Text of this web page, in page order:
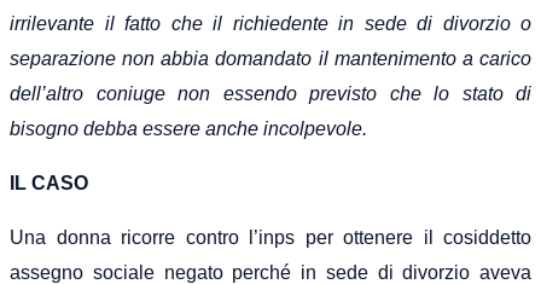
irrilevante il fatto che il richiedente in sede di divorzio o
separazione non abbia domandato il mantenimento a carico
dell’altro coniuge non essendo previsto che lo stato di
bisogno debba essere anche incolpevole.
IL CASO
Una donna ricorre contro l’inps per ottenere il cosiddetto
assegno sociale negato perché in sede di divorzio aveva